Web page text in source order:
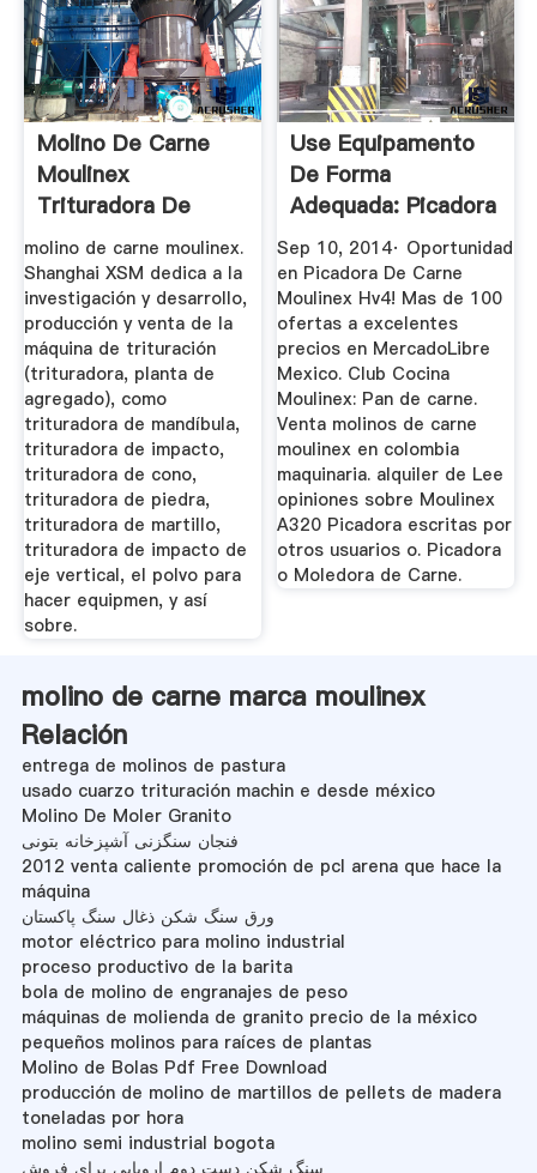
Molino De Carne
Moulinex
Trituradora De
Cono
molino de carne moulinex.
Shanghai XSM dedica a la
investigación y desarrollo,
producción y venta de la
máquina de trituración
(trituradora, planta de
agregado), como
trituradora de mandíbula,
trituradora de impacto,
trituradora de cono,
trituradora de piedra,
trituradora de martillo,
trituradora de impacto de
eje vertical, el polvo para
hacer equipmen, y así
sobre.
Use Equipamento
De Forma
Adequada: Picadora
De Carne ...
Sep 10, 2014· Oportunidad
en Picadora De Carne
Moulinex Hv4! Mas de 100
ofertas a excelentes
precios en MercadoLibre
Mexico. Club Cocina
Moulinex: Pan de carne.
Venta molinos de carne
moulinex en colombia
maquinaria. alquiler de Lee
opiniones sobre Moulinex
A320 Picadora escritas por
otros usuarios o. Picadora
o Moledora de Carne.
molino de carne marca moulinex
Relación
entrega de molinos de pastura
usado cuarzo trituración machin e desde méxico
Molino De Moler Granito
فنجان سنگزنی آشپزخانه بتونی
2012 venta caliente promoción de pcl arena que hace la
máquina
ورق سنگ شکن ذغال سنگ پاکستان
motor eléctrico para molino industrial
proceso productivo de la barita
bola de molino de engranajes de peso
máquinas de molienda de granito precio de la méxico
pequeños molinos para raíces de plantas
Molino de Bolas Pdf Free Download
producción de molino de martillos de pellets de madera
toneladas por hora
molino semi industrial bogota
سنگ شکن دست دوم اروپایی برای فروش